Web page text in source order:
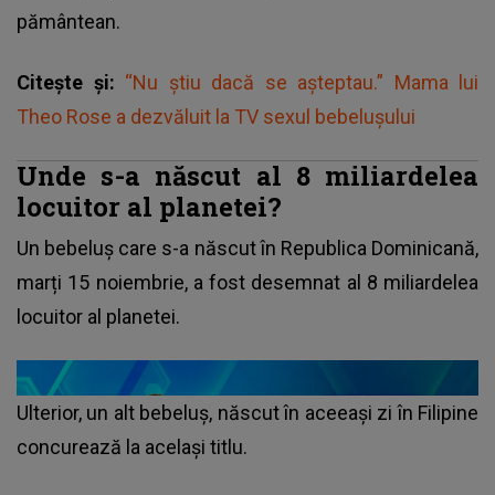
pământean.
Citește și: “Nu știu dacă se așteptau.” Mama lui
Theo Rose a dezvăluit la TV sexul bebelușului
Unde s-a născut al 8 miliardelea
locuitor al planetei?
Un bebeluș care s-a născut în Republica Dominicană,
marți 15 noiembrie, a fost desemnat al 8 miliardelea
locuitor al planetei.
Ulterior, un alt bebeluș, născut în aceeași zi în Filipine
concurează la același titlu.